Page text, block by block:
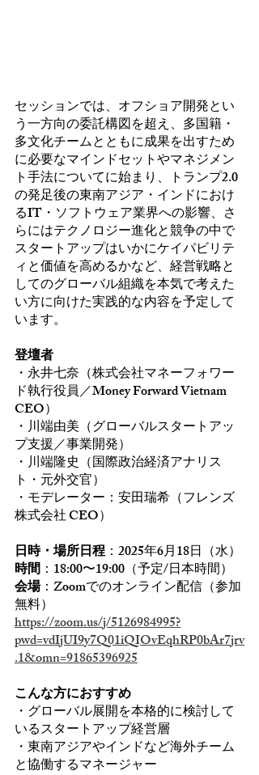
セッションでは、オフショア開発とい
う一方向の委託構図を超え、多国籍・
多文化チームとともに成果を出すため
に必要なマインドセットやマネジメン
ト手法についてに始まり、トランプ2.0
の発足後の東南アジア・インドにおけ
るIT・ソフトウェア業界への影響、さ
らにはテクノロジー進化と競争の中で
スタートアップはいかにケイパビリテ
ィと価値を高めるかなど、経営戦略と
してのグローバル組織を本気で考えた
い方に向けた実践的な内容を予定して
います。
登壇者
・永井七奈（株式会社マネーフォワー
ド執行役員／Money Forward Vietnam
CEO）
・川端由美（グローバルスタートアッ
プ支援／事業開発）
・川端隆史（国際政治経済アナリス
ト・元外交官）
・モデレーター：安田瑞希（フレンズ
株式会社 CEO）
日時・場所日程：2025年6月18日（水）
時間 ：18:00〜19:00（予定/日本時間）
会場：Zoomでのオンライン配信（参加
無料）
https://zoom.us/j/5126984995?
pwd=vdIjUI9y7Q01iQIOvEqhRP0bAr7jrv
.1&omn=91865396925
こんな方におすすめ
・グローバル展開を本格的に検討して
いるスタートアップ経営層
・東南アジアやインドなど海外チーム
と協働するマネージャー